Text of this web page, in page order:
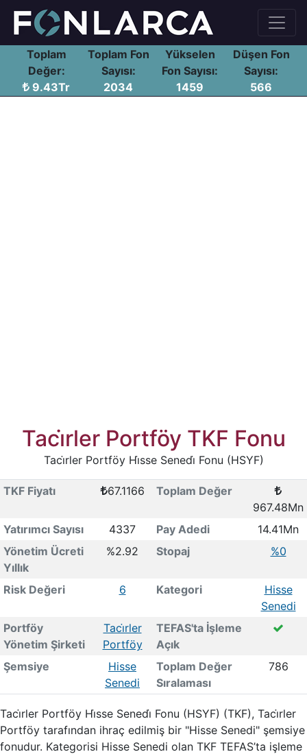
Toplam
Değer:
9.43Tr
Toplam Fon
Sayısı:
2034
Yükselen
Fon Sayısı:
1459
Düşen Fon
Sayısı:
566
Taci̇rler Portföy TKF Fonu
Taci̇rler Portföy Hi̇sse Senedi̇ Fonu (HSYF)
TKF Fiyatı 67.1166
Toplam Değer
967.48Mn
Yatırımcı Sayısı
4337 Pay Adedi
14.41Mn
Yönetim Ücreti
Yıllık
%2.92 Stopaj %0
Risk Değeri 6 Kategori
Hisse
Senedi
Portföy
Yönetim Şirketi
Taci̇rler
Portföy
TEFAS'ta İşleme
Açık
Şemsiye
Hisse
Senedi
Toplam Değer
Sıralaması
786
Taci̇rler Portföy Hi̇sse Senedi̇ Fonu (HSYF) (TKF), Taci̇rler
Portföy tarafından ihraç edilmiş bir "Hisse Senedi" şemsiye
fonudur. Kategorisi Hisse Senedi olan TKF TEFAS’ta işleme